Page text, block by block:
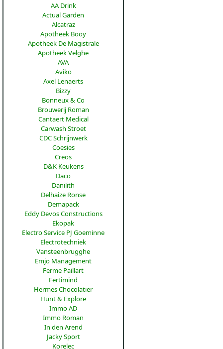
AA Drink
Actual Garden
Alcatraz
Apotheek Booy
Apotheek De Magistrale
Apotheek Velghe
AVA
Aviko
Axel Lenaerts
Bizzy
Bonneux & Co
Brouwerij Roman
Cantaert Medical
Carwash Stroet
CDC Schrijnwerk
Coesies
Creos
D&K Keukens
Daco
Danilith
Delhaize Ronse
Demapack
Eddy Devos Constructions
Ekopak
Electro Service PJ Goeminne
Electrotechniek
Vansteenbrugghe
Emjo Management
Ferme Paillart
Fertimind
Hermes Chocolatier
Hunt & Explore
Immo AD
Immo Roman
In den Arend
Jacky Sport
Korelec